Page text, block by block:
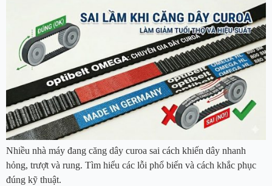
Nhiều nhà máy đang căng dây curoa sai cách khiến dây nhanh
hỏng, trượt và rung. Tìm hiểu các lỗi phổ biến và cách khắc phục
đúng kỹ thuật.